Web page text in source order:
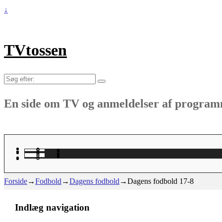
↓
TVtossen
Søg
En side om TV og anmeldelser af
Forside→Fodbold →Dagens fodbold →Dagens fodbold 17-8
Indlæg navigation